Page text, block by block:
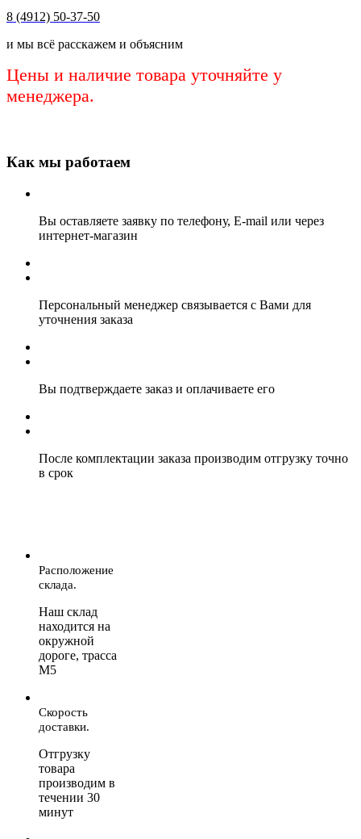
8 (4912) 50-37-50
и мы всё расскажем и объясним
Цены и наличие товара уточняйте у
менеджера.
Как мы работаем
Вы оставляете заявку по телефону, E-mail или через
интернет-магазин
Персональный менеджер связывается с Вами для
уточнения заказа
Вы подтверждаете заказ и оплачиваете его
После комплектации заказа производим отгрузку точно
в срок
Расположение
склада.
Наш склад
находится на
окружной
дороге, трасса
М5
Скорость
доставки.
Отгрузку
товара
производим в
течении 30
минут